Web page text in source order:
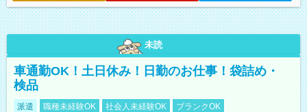
未読
車通勤OK！土日休み！日勤のお仕事！袋詰め・
検品
派遣 職種未経験OK 社会人未経験OK
ブランクOK